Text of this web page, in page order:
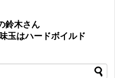
鈴木さん
玉はハードボイルド